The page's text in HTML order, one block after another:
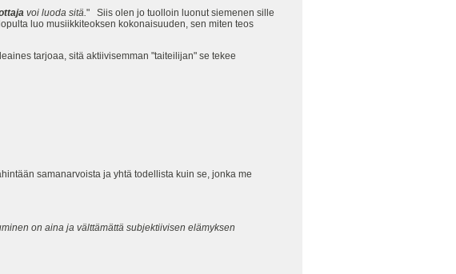
voi luoda sitä. " Siis olen jo tuolloin luonut siemenen sille
luo musiikkiteoksen kokonaisuuden, sen miten teos
tarjoaa, sitä aktiivisemman "taiteilijan" se tekee
samanarvoista ja yhtä todellista kuin se, jonka me
on aina ja välttämättä subjektiivisen elämyksen